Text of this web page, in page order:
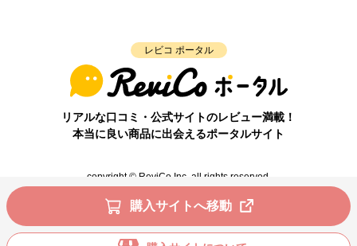
購入サイトへ移動
レビコ ポータル
リアルな口コミ・公式サイトのレビュー満載！
本当に良い商品に出会えるポータルサイト
copyright © ReviCo Inc. all rights reserved.